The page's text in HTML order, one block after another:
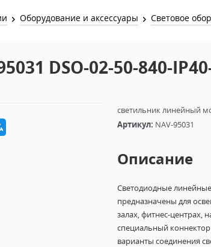
Оборудование и аксессуары Световое
DSO-02-50-840-
светильник линейный
Артикул: NAV-95031
Описание
Светодиодные
предназначены для
залах, фитнес-центрах,
специальный
варианты соединения